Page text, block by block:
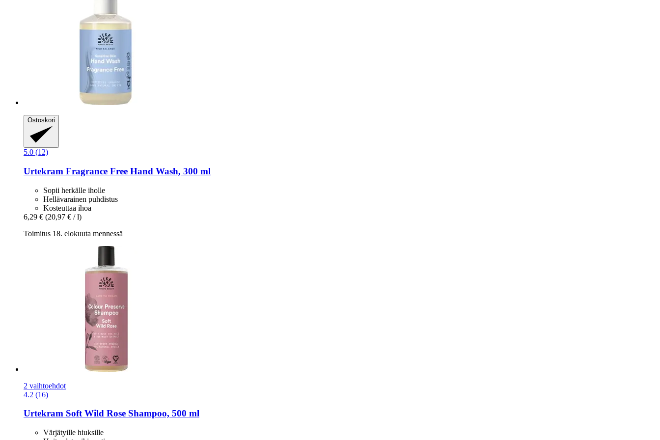
Ostoskori
5.0 (12)
Urtekram Fragrance Free Hand Wash, 300 ml
Sopii herkälle iholle
Hellävarainen puhdistus
Kosteuttaa ihoa
6,29 € (20,97 € / l)
Toimitus 18. elokuuta mennessä
2 vaihtoehdot
4.2 (16)
Urtekram Soft Wild Rose Shampoo, 500 ml
Värjätyille hiuksille